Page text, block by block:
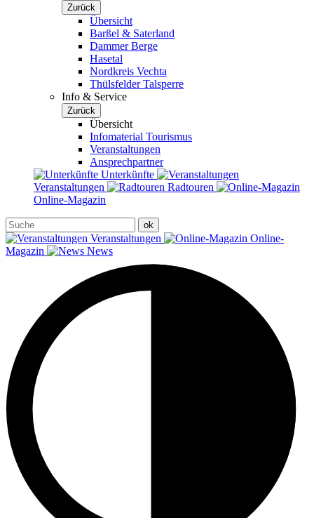
Zurück
Übersicht
Barßel & Saterland
Dammer Berge
Hasetal
Nordkreis Vechta
Thülsfelder Talsperre
Info & Service
Zurück
Übersicht
Infomaterial Tourismus
Veranstaltungen
Ansprechpartner
Unterkünfte
Veranstaltungen
Radtouren
Online-Magazin
Veranstaltungen
Online-
Magazin
News